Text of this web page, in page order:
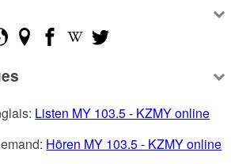
Listen MY 103.5 - KZMY online
Hören MY 103.5 - KZMY online